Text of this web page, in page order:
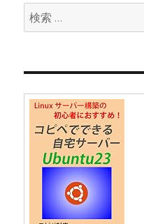
検
索: